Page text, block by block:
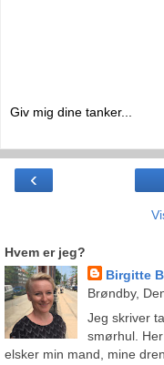
Giv mig dine tanker...
‹
Hvem er jeg?
Birgitte B
Brøndby,
Jeg skriver
smørhul.
elsker min mand, mine